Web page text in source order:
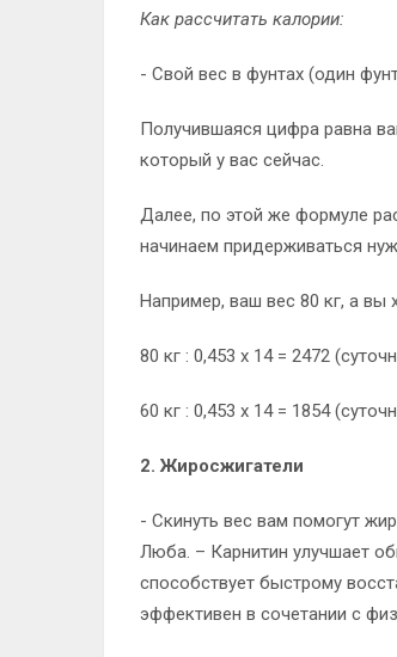
Как рассчитать калории:
- Свой вес в фунтах (один
Получившаяся цифра равна
который у вас сейчас.
Далее, по этой же формуле
начинаем придерживаться
Например, ваш вес 80 кг, а вы
80 кг : 0,453 х 14 = 2472
60 кг : 0,453 х 14 = 1854
2. Жиросжигатели
- Скинуть вес вам помогут
Люба. – Карнитин улучшает
способствует быстрому
эффективен в сочетании с